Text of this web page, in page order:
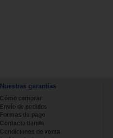
Nuestras garantías
Cómo comprar
Envío de pedidos
Formas de pago
Contacto tienda
Condiciones de venta